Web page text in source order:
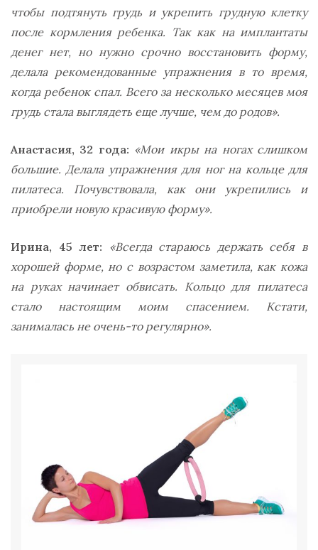
чтобы подтянуть грудь и укрепить грудную клетку
после кормления ребенка. Так как на имплантаты
денег нет, но нужно срочно восстановить форму,
делала рекомендованные упражнения в то время,
когда ребенок спал. Всего за несколько месяцев моя
грудь стала выглядеть еще лучше, чем до родов».
Анастасия, 32 года: «Мои икры на ногах слишком
большие. Делала упражнения для ног на кольце для
пилатеса. Почувствовала, как они укрепились и
приобрели новую красивую форму».
Ирина, 45 лет: «Всегда стараюсь держать себя в
хорошей форме, но с возрастом заметила, как кожа
на руках начинает обвисать. Кольцо для пилатеса
стало настоящим моим спасением. Кстати,
занималась не очень-то регулярно».